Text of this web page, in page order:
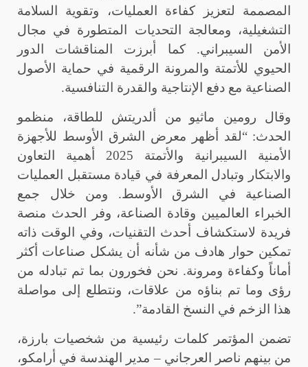
المصممة لتعزيز كفاءة العمليات، وتقوية السلامة
التشغيلية، ومعالجة التحديات المتطورة في مجال
الأمن السيبراني. كما أبرزت المناقشات الدور
الحيوي للأتمتة والمرونة الرقمية في حماية الأصول
الصناعية مع دفع الإنتاجية والقدرة التنافسية.
وقال رومين ماثيو
من ألدريتش للطاقة، منظمو
الحدث:
“لقد أظهر معرض الشرق الأوسط للأجهزة
الأمنية السيبرانية والأتمتة 2025 أهمية التعاون
والابتكار وتبادل المعرفة في قيادة مستقبل العمليات
الصناعية في الشرق الأوسط. ومن خلال جمع
الخبراء العالميين وقادة الصناعة، وفر الحدث منصة
فريدة لاستكشاف أحدث التقنيات، وفي الوقت ذاته
تمكين حوار هادف من شأنه أن يشكل صناعات أكثر
أماناً وكفاءة ومرونة. نحن فخورون بما تم تبادله من
رؤى وما تم بناؤه من علاقات، ونتطلع إلى مواصلة
هذا الزخم في النسخ القادمة.”
تضمن المؤتمر كلمات رئيسية من شخصيات بارزة،
من بينهم ناصر العرجاني – مدير الهندسة في أرامكو،